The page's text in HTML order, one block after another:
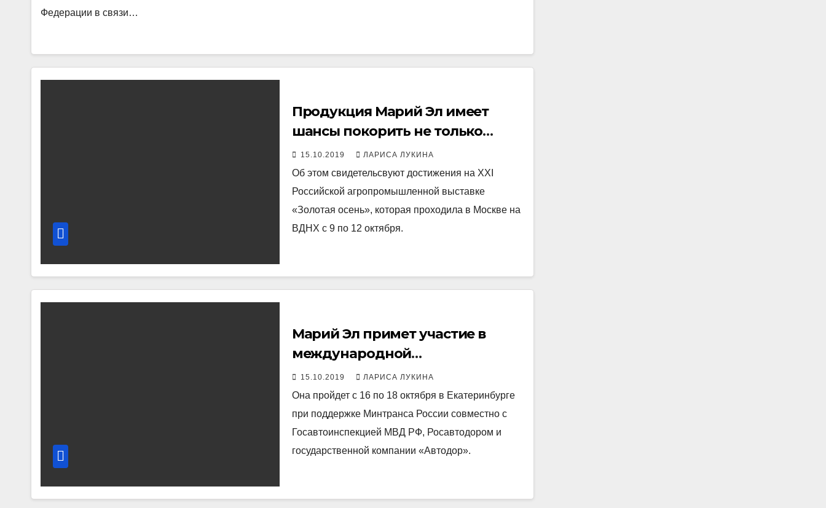
Федерации в связи…
Продукция Марий Эл имеет
шансы покорить не только
российский, но и мировой
рынок
15.10.2019 ЛАРИСА ЛУКИНА
Об этом свидетельсвуют достижения на XXI
Российской агропромышленной выставке
«Золотая осень», которая проходила в Москве на
ВДНХ с 9 по 12 октября.
Марий Эл примет участие в
международной
специализированной выставке
«Дорога 2019»
15.10.2019 ЛАРИСА ЛУКИНА
Она пройдет с 16 по 18 октября в Екатеринбурге
при поддержке Минтранса России совместно с
Госавтоинспекцией МВД РФ, Росавтодором и
государственной компании «Автодор».